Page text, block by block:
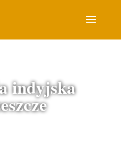
indyjska